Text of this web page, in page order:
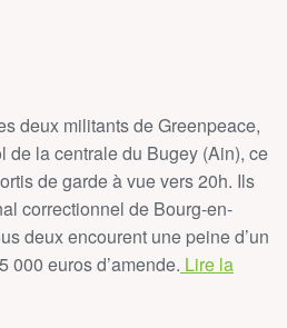
deux militants de Greenpeace,
de la centrale du Bugey (Ain), ce
de garde à vue vers 20h. Ils
correctionnel de Bourg-en-
deux encourent une peine d’un
000 euros d’amende. Lire la